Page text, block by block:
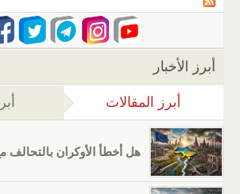
أبرز الأخبار
أبرز المقالات (علامة التبويب
هل أخطأ الأوكران بالتحالف